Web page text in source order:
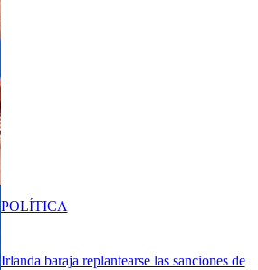
Irlanda baraja replantearse las sanciones de
POLÍTICA